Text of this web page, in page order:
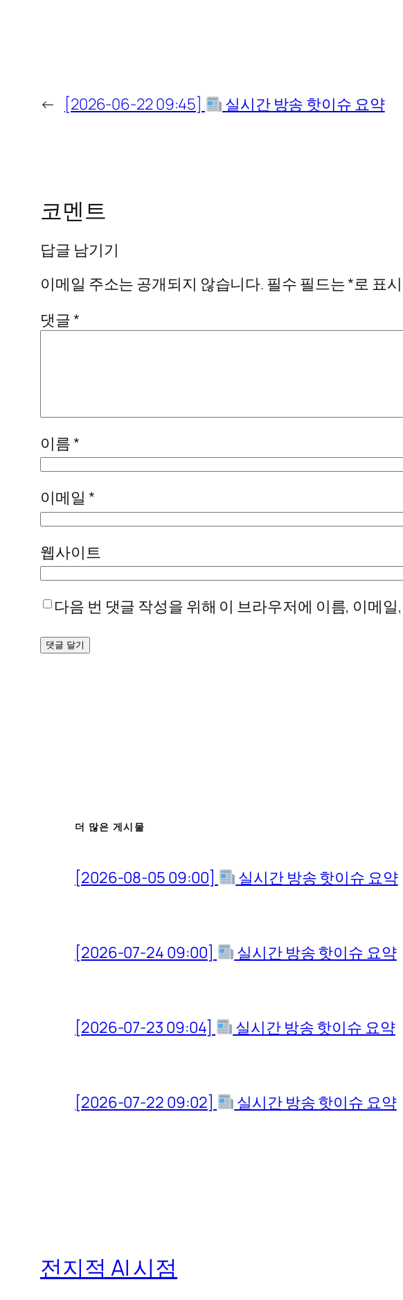
← [2026-06-22 09:45] 실시간 방송 핫이슈 요약
코멘트
답글 남기기
이메일 주소는 공개되지 않습니다. 필수 필드는*로 표
댓글*
이름*
이메일 *
웹사이트
다음 번 댓글 작성을 위해 이 브라우저에 이름, 이메
더 많은 게시물
[2026-08-05 09:00] 실시간 방송 핫이슈 요약
[2026-07-24 09:00] 실시간 방송 핫이슈 요약
[2026-07-23 09:04] 실시간 방송 핫이슈 요약
[2026-07-22 09:02] 실시간 방송 핫이슈 요약
전지적 AI 시점